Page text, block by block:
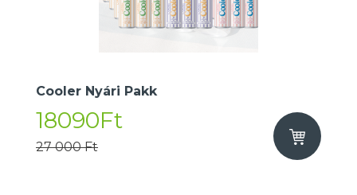
Cooler Nyári Pakk
18090Ft
27 000 Ft